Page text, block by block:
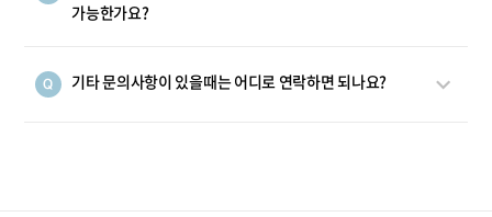
가능한가요?
기타 문의사항이 있을때는 어디로 연락하면 되나요?